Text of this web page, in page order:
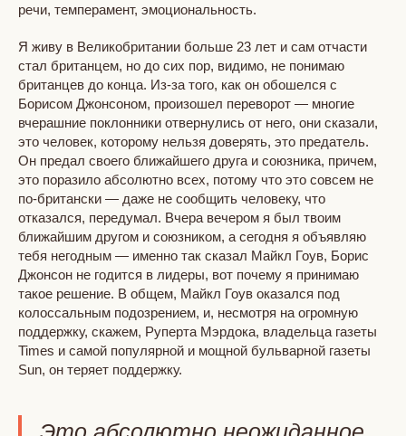
речи, темперамент, эмоциональность.
Я живу в Великобритании больше 23 лет и сам отчасти
стал британцем, но до сих пор, видимо, не понимаю
британцев до конца. Из-за того, как он обошелся с
Борисом Джонсоном, произошел переворот — многие
вчерашние поклонники отвернулись от него, они сказали,
это человек, которому нельзя доверять, это предатель.
Он предал своего ближайшего друга и союзника, причем,
это поразило абсолютно всех, потому что это совсем не
по-британски — даже не сообщить человеку, что
отказался, передумал. Вчера вечером я был твоим
ближайшим другом и союзником, а сегодня я объявляю
тебя негодным — именно так сказал Майкл Гоув, Борис
Джонсон не годится в лидеры, вот почему я принимаю
такое решение. В общем, Майкл Гоув оказался под
колоссальным подозрением, и, несмотря на огромную
поддержку, скажем, Руперта Мэрдока, владельца газеты
Times и самой популярной и мощной бульварной газеты
Sun, он теряет поддержку.